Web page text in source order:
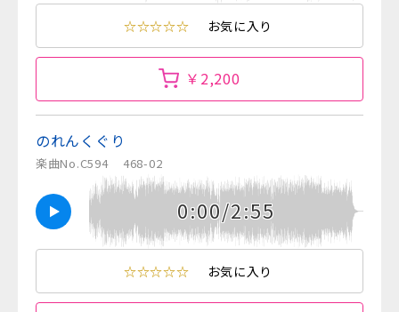
☆☆☆☆☆ お気に入り
￥2,200
のれんくぐり
楽曲No.C594 468-02
0:00/2:55
☆☆☆☆☆ お気に入り